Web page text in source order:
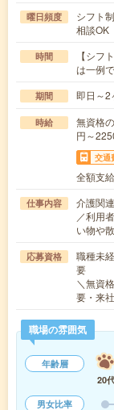
曜日頻度
シフト
相談OK
時間
【シフ
は一例
期間 即日～
時給
無資格
円～
交通
全額支給
仕事内容
介護関連
／利用
い物や
応募資格
職種未
要
＼無資
要・来
職場の雰囲気
年齢層
20
男女比率